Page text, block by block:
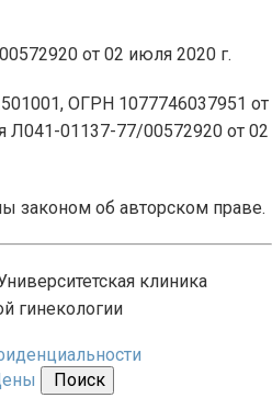
от 02 июля 2020 г.
ОГРН 1077746037951 от
Л041-01137-77/00572920 от 02
законом об авторском праве.
клиника
гинекологии
Поиск